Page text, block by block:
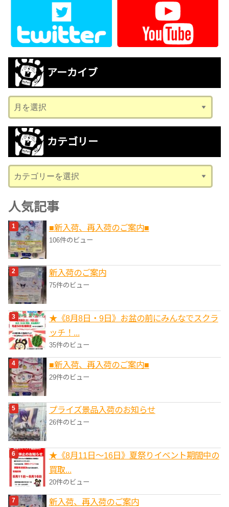
アーカイブ
ー
カ
ブ
カテゴリー
テ
ゴ
リ
ー
人気記事
■新入荷、再入荷のご案内■
106件のビュー
新入荷のご案内
75件のビュー
★《8月8日・9日》お盆の前にみんなでスクラ
ッチ！...
35件のビュー
■新入荷、再入荷のご案内■
29件のビュー
プライズ景品入荷のお知らせ
26件のビュー
★《8月11日～16日》夏祭りイベント期間中の
買取...
20件のビュー
新入荷、再入荷のご案内